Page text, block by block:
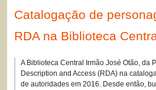
Catalogação de
RDA na Biblioteca
A Biblioteca Central Irmão José Otão, da
Description and Access (RDA) na
de autoridades em 2016. Desde então,